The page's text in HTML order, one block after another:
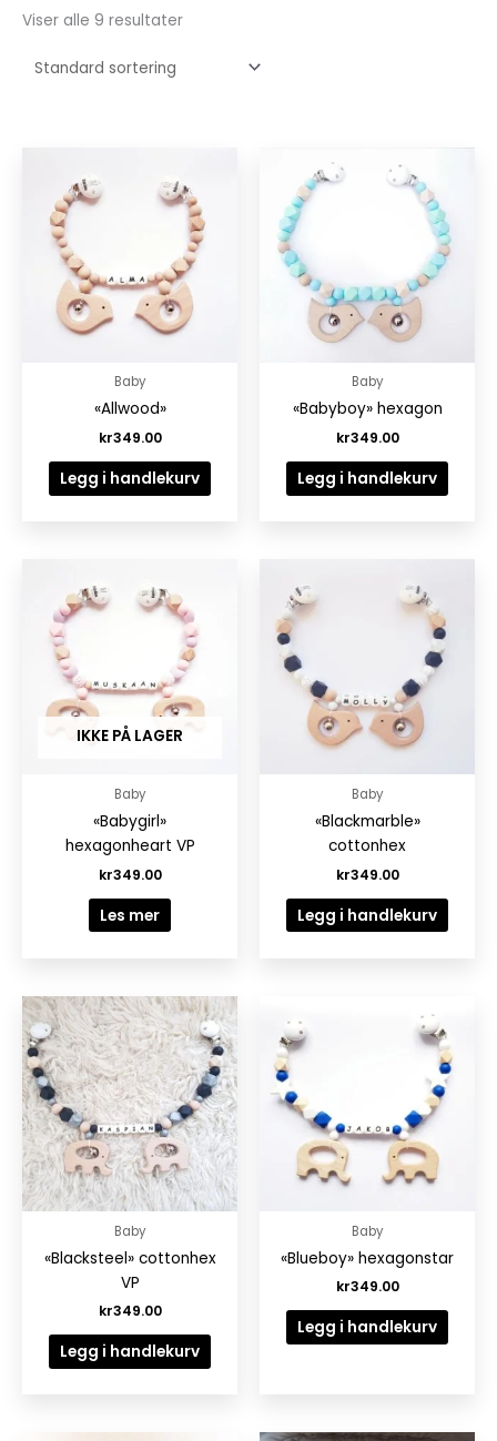
Viser alle 9 resultater
Baby
«Allwood»
kr349.00
Legg i handlekurv
Baby
«Babyboy» hexagon
kr349.00
Legg i handlekurv
IKKE PÅ LAGER
Baby
«Babygirl»
hexagonheart VP
kr349.00
Les mer
Baby
«Blackmarble»
cottonhex
kr349.00
Legg i handlekurv
Baby
«Blacksteel» cottonhex
VP
kr349.00
Legg i handlekurv
Baby
«Blueboy» hexagonstar
kr349.00
Legg i handlekurv